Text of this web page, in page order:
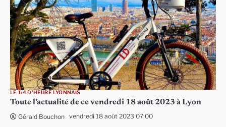
LE 1/4 D'HEURE LYONNAIS
Toute l’actualité de ce vendredi 18 août 2023 à Lyon
Gérald Bouchon vendredi 18 août 2023 07:00